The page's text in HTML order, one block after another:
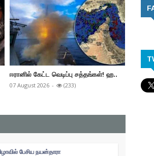
ஈரானில் கேட்ட வெடிப்பு சத்தங்கள்! ஹ..
07 August 2026 - (233)
மெட்டா
07
பேசிய நயன்தாரா